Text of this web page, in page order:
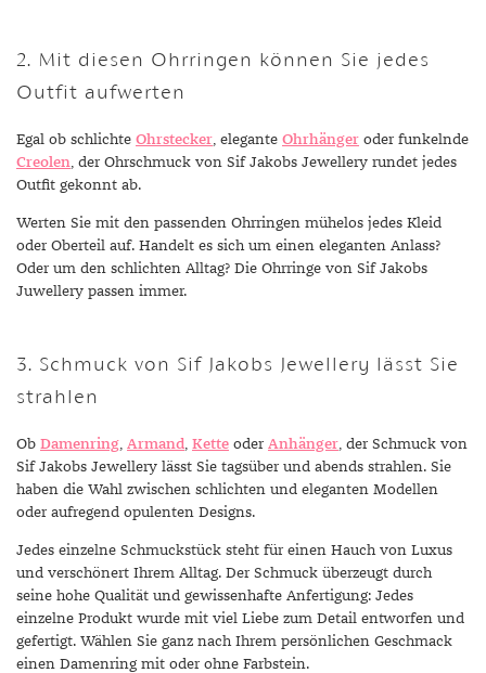
2. Mit diesen Ohrringen können Sie jedes
Outfit aufwerten
Egal ob schlichte Ohrstecker, elegante Ohrhänger oder funkelnde
Creolen, der Ohrschmuck von Sif Jakobs Jewellery rundet jedes
Outfit gekonnt ab.
Werten Sie mit den passenden Ohrringen mühelos jedes Kleid
oder Oberteil auf. Handelt es sich um einen eleganten Anlass?
Oder um den schlichten Alltag? Die Ohrringe von Sif Jakobs
Juwellery passen immer.
3. Schmuck von Sif Jakobs Jewellery lässt Sie
strahlen
Ob Damenring, Armand, Kette oder Anhänger, der Schmuck von
Sif Jakobs Jewellery lässt Sie tagsüber und abends strahlen. Sie
haben die Wahl zwischen schlichten und eleganten Modellen
oder aufregend opulenten Designs.
Jedes einzelne Schmuckstück steht für einen Hauch von Luxus
und verschönert Ihrem Alltag. Der Schmuck überzeugt durch
seine hohe Qualität und gewissenhafte Anfertigung: Jedes
einzelne Produkt wurde mit viel Liebe zum Detail entworfen und
gefertigt. Wählen Sie ganz nach Ihrem persönlichen Geschmack
einen Damenring mit oder ohne Farbstein.